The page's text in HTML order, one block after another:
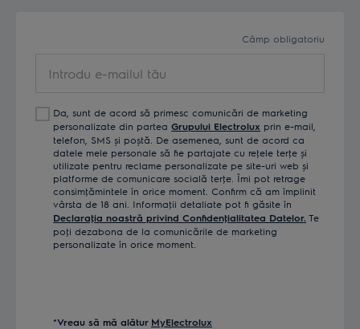
Câmp obligatoriu
tău Da, sunt de acord să primesc comunicări de marketing
personalizate din partea Grupului Electrolux prin e-mail,
telefon, SMS și poștă. De asemenea, sunt de acord ca
datele mele personale să fie partajate cu reţele terţe și
utilizate pentru reclame personalizate pe site-uri web și
platforme de comunicare socială terţe. Îmi pot retrage
consimţămintele în orice moment. Confirm că am împlinit
vârsta de 18 ani. Informaţii detaliate pot fi găsite în
Declaraţia noastră privind Confidenţialitatea Datelor. Te
poţi dezabona de la comunicările de marketing
personalizate în orice moment.
*Vreau să mă alătur MyElectrolux